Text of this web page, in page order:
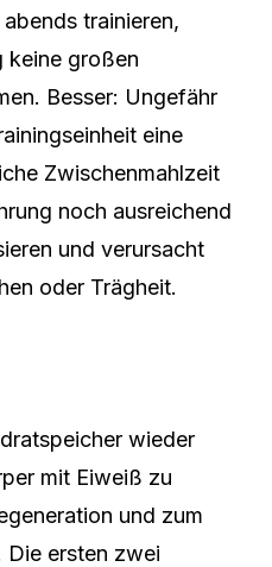
trainieren,
keine großen
Besser: Ungefähr
eine
Zwischenmahlzeit
noch ausreichend
und verursacht
oder Trägheit.
wieder
mit Eiweiß zu
und zum
ersten zwei